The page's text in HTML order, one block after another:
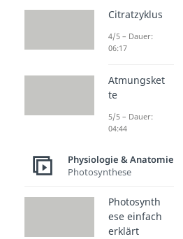
Weitere
& Anatomie
Atmung
Dauer: 04:50
Innere und
Gasaustausch
Citratzyklus
4/5 – Dauer:
06:17
Atmungsket
te
5/5 – Dauer:
04:44
Physiologie & Anatomie
Photosynthese
Photosynth
ese einfach
erklärt